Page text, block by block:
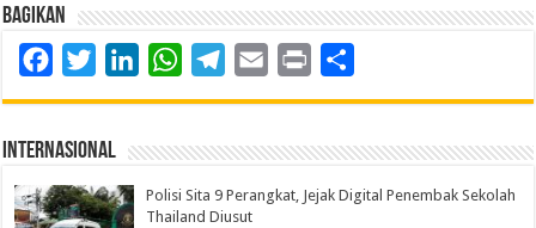
Bagikan
FacebookTwitterLinkedInWhatsAppTelegram
Email Print
Internasional
Polisi Sita 9 Perangkat, Jejak Digital Penembak Sekolah
Thailand Diusut